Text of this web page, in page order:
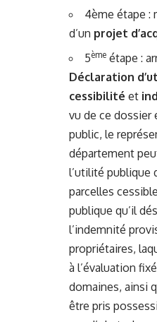
4ème étape :
d’un projet
5ème étape :
Déclaration
cessibilité et
vu de ce dossier
public, le
département
l’utilité publique
parcelles
publique qu’il
l’indemnité
propriétaires,
à l’évaluation
domaines, ainsi
être pris